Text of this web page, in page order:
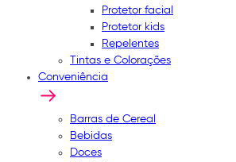
Protetor facial
Protetor kids
Repelentes
Tintas e Colorações
Conveniência
Barras de Cereal
Bebidas
Doces